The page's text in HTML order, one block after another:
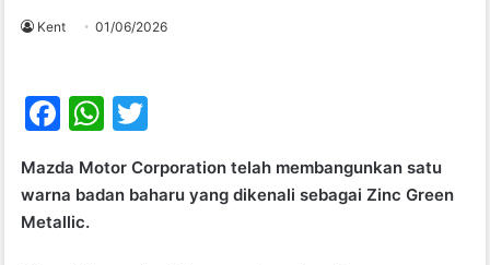
Kent 01/06/2026
F
c
e
W
at itt
Mazda Motor Corporation telah membangunkan satu
warna badan baharu yang dikenali sebagai Zinc Green
Metallic.